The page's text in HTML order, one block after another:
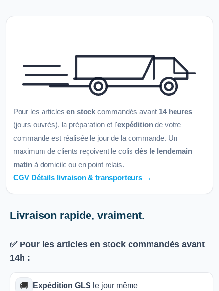
Pour les articles en stock commandés avant 14 heures
(jours ouvrés), la préparation et l'expédition de votre
commande est réalisée le jour de la commande. Un
maximum de clients reçoivent le colis dès le lendemain
matin à domicile ou en point relais.
CGV Détails livraison & transporteurs →
Livraison rapide, vraiment.
✅ Pour les articles en stock commandés avant
14h :
🚚 Expédition GLS le jour même